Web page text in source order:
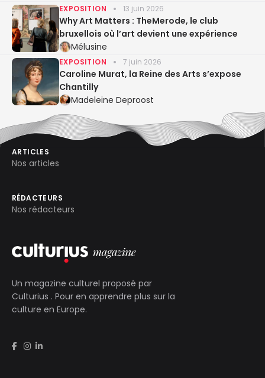
EXPOSITION 13 juin 2026
Why Art Matters : TheMerode, le club
bruxellois où l’art devient une expérience
Mélusine
EXPOSITION 7 juin 2026
Caroline Murat, la Reine des Arts s’expose
Chantilly
Madeleine Deproost
Un magazine culturel proposé par
Culturius . Pour en apprendre plus sur la
culture en Europe.
ARTICLES
Nos articles
RÉDACTEURS
Nos rédacteurs